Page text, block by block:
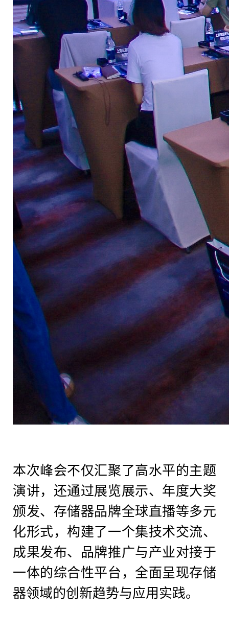
本次峰会不仅汇聚了高水平的主题
演讲，还通过展览展示、年度大奖
颁发、 存储器品牌全球直播等多元
化形式，构建了一个集技术交流、
成果发布、品牌推广与产业对接于
一体的综合性平台 ， 全面呈现存储
器领域的创新趋势与应用实践。